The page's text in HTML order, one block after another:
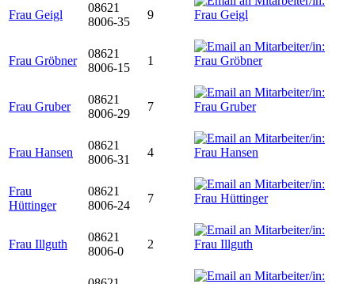
Frau Geigl
08621
8006-35
9
Frau Gröbner
08621
8006-15
1
Frau Gruber
08621
8006-29
7
Frau Hansen
08621
8006-31
4
Frau
Hüttinger
08621
8006-24
7
Frau Illguth
08621
8006-0
2